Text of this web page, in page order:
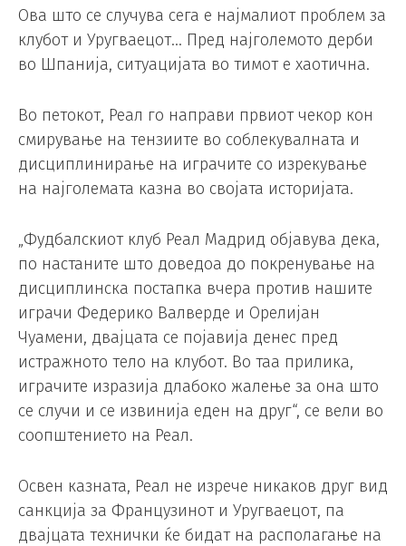
Ова што се случува сега е најмалиот проблем за
клубот и Уругваецот… Пред најголемото дерби
во Шпанија, ситуацијата во тимот е хаотична.
Во петокот, Реал го направи првиот чекор кон
смирување на тензиите во соблекувалната и
дисциплинирање на играчите со изрекување
на најголемата казна во својата историјата.
„Фудбалскиот клуб Реал Мадрид објавува дека,
по настаните што доведоа до покренување на
дисциплинска постапка вчера против нашите
играчи Федерико Валверде и Орелијан
Чуамени, двајцата се појавија денес пред
истражното тело на клубот. Во таа прилика,
играчите изразија длабоко жалење за она што
се случи и се извинија еден на друг“, се вели во
соопштението на Реал.
Освен казната, Реал не изрече никаков друг вид
санкција за Французинот и Уругваецот, па
двајцата технички ќе бидат на располагање на